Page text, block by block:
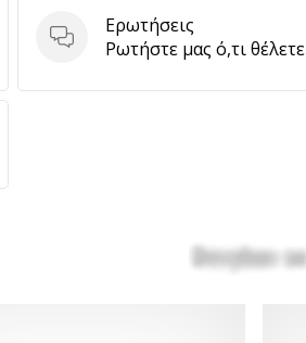
Ερωτήσεις
Ερωτήσεις
Ρωτήστε μας ό,τι θέλετε